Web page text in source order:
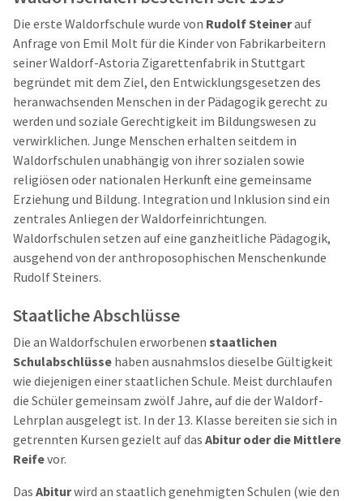
Die erste Waldorfschule wurde von Rudolf Steinerauf
Anfrage von Emil Molt für die Kinder von Fabrikarbeitern
seiner Waldorf-Astoria Zigarettenfabrik in Stuttgart
begründet mit dem Ziel, den Entwicklungsgesetzen des
heranwachsenden Menschen in der Pädagogik gerecht zu
werden und soziale Gerechtigkeit im Bildungswesen zu
verwirklichen. Junge Menschen erhalten seitdem in
Waldorfschulen unabhängig von ihrer sozialen sowie
religiösen oder nationalen Herkunft eine gemeinsame
Erziehung und Bildung. Integration und Inklusion sind ein
zentrales Anliegen der Waldorfeinrichtungen.
Waldorfschulen setzen auf eine ganzheitliche Pädagogik,
ausgehend von der anthroposophischen Menschenkunde
Rudolf Steiners.
Staatliche Abschlüsse
Die an Waldorfschulen erworbenen staatlichen
Schulabschlüsse haben ausnahmslos dieselbe Gültigkeit
wie diejenigen einer staatlichen Schule. Meist durchlaufen
die Schüler gemeinsam zwölf Jahre, auf die der Waldorf-
Lehrplan ausgelegt ist. In der 13. Klasse bereiten sie sich in
getrennten Kursen gezielt auf das Abitur oder die Mittlere
Reifevor.
Das Abiturwird an staatlich genehmigten Schulen (wie den